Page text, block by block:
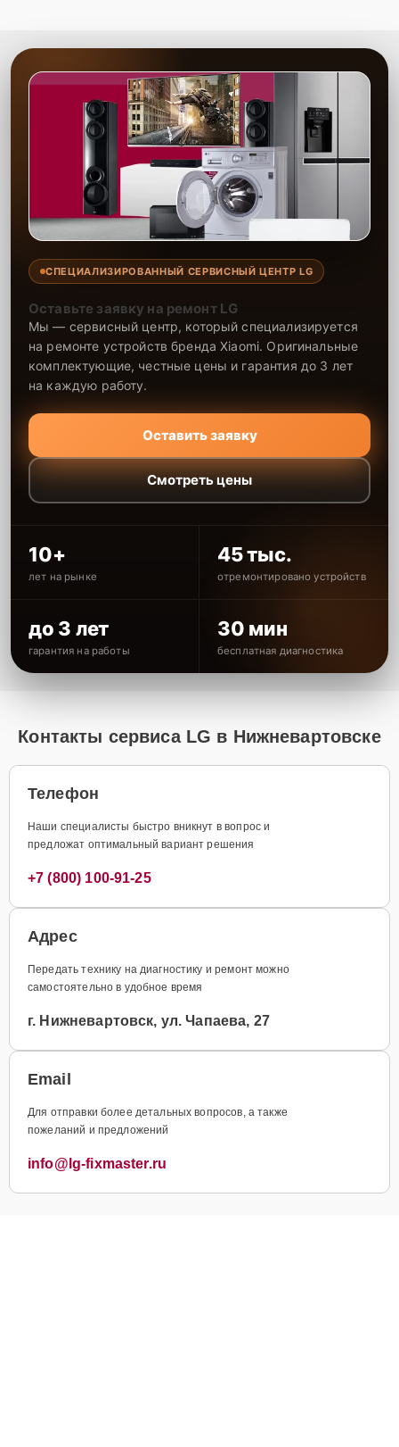
СПЕЦИАЛИЗИРОВАННЫЙ СЕРВИСНЫЙ ЦЕНТР LG
Оставьте заявку на ремонт LG
Мы — сервисный центр, который специализируется
на ремонте устройств бренда Xiaomi. Оригинальные
комплектующие, честные цены и гарантия до 3 лет
на каждую работу.
Оставить заявку
Смотреть цены
10+
лет на рынке
45 тыс.
отремонтировано устройств
до 3 лет
гарантия на работы
30 мин
бесплатная диагностика
Контакты сервиса LG в Нижневартовске
Телефон
Наши специалисты быстро вникнут в вопрос и
предложат оптимальный вариант решения
+7 (800) 100-91-25
Адрес
Передать технику на диагностику и ремонт можно
самостоятельно в удобное время
г. Нижневартовск, ул. Чапаева, 27
Email
Для отправки более детальных вопросов, а также
пожеланий и предложений
info@lg-fixmaster.ru